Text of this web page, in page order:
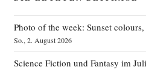
Photo of the week: Sunset
So., 2. August 2026
Science Fiction und Fantasy im